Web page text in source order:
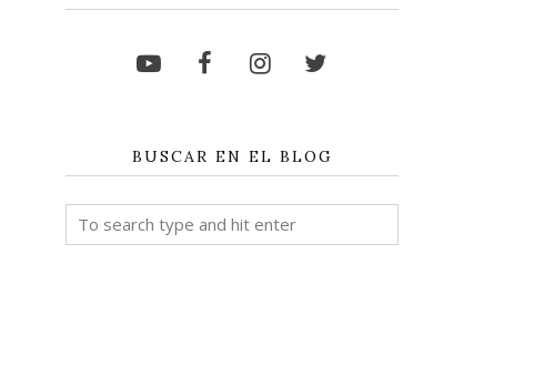
BUSCAR EN EL BLOG